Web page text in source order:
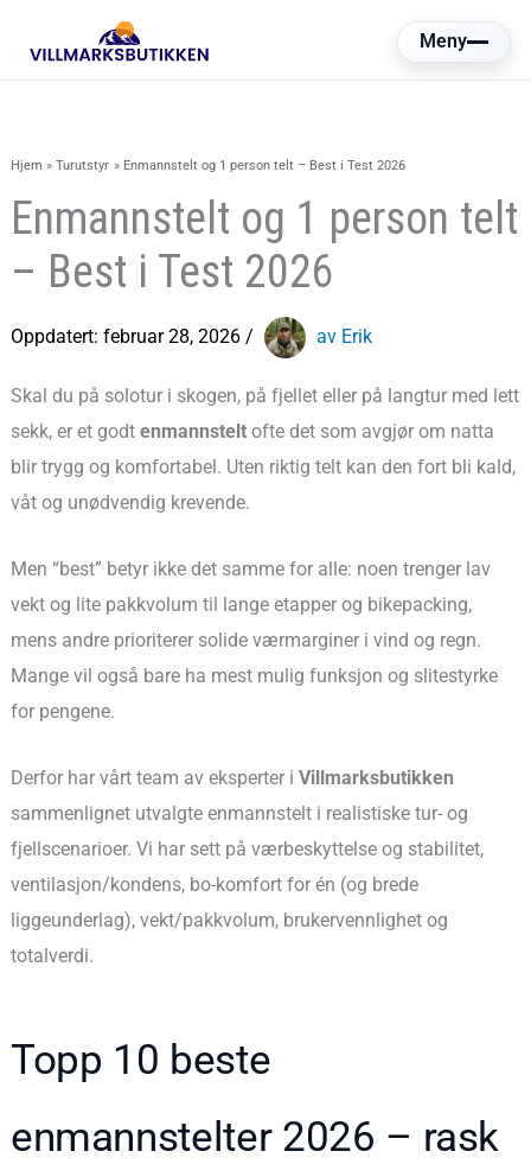
til
Meny
Hjem Turutstyr Enmannstelt og 1 person telt – Best i Test 2026
Enmannstelt og 1 person telt
– Best i Test 2026
Oppdatert: februar 28, 2026/ av Erik
Skal du på solotur i skogen, på fjellet eller på langtur med lett
sekk, er et godt enmannsteltofte det som avgjør om natta
blir trygg og komfortabel. Uten riktig telt kan den fort bli kald,
våt og unødvendig krevende.
Men “best” betyr ikke det samme for alle: noen trenger lav
vekt og lite pakkvolum til lange etapper og bikepacking,
mens andre prioriterer solide værmarginer i vind og regn.
Mange vil også bare ha mest mulig funksjon og slitestyrke
for pengene.
Derfor har vårt team av eksperter i Villmarksbutikken
sammenlignet utvalgte enmannstelt i realistiske tur- og
fjellscenarioer. Vi har sett på værbeskyttelse og stabilitet,
ventilasjon/kondens, bo-komfort for én (og brede
liggeunderlag), vekt/pakkvolum, brukervennlighet og
totalverdi.
Topp 10 beste
enmannstelter 2026 – rask